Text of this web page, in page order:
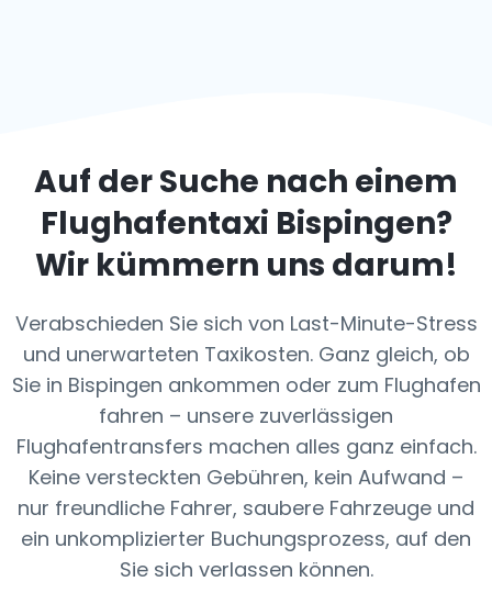
Auf der Suche nach einem
Flughafentaxi Bispingen?
Wir kümmern uns darum!
Verabschieden Sie sich von Last-Minute-Stress
und unerwarteten Taxikosten. Ganz gleich, ob
Sie in Bispingen ankommen oder zum Flughafen
fahren – unsere zuverlässigen
Flughafentransfers machen alles ganz einfach.
Keine versteckten Gebühren, kein Aufwand –
nur freundliche Fahrer, saubere Fahrzeuge und
ein unkomplizierter Buchungsprozess, auf den
Sie sich verlassen können.